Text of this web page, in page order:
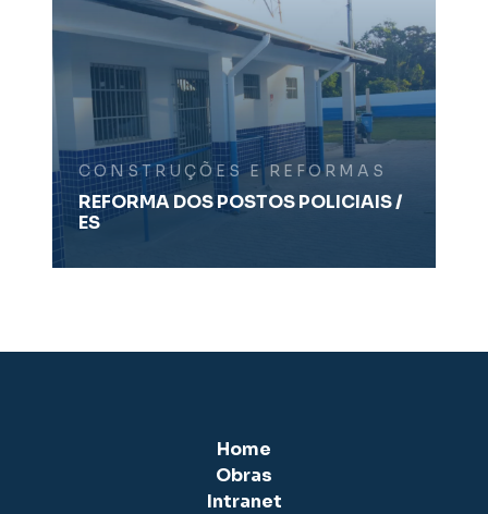
CONSTRUÇÕES E REFORMAS
REFORMA DOS POSTOS POLICIAIS /
ES
Home
Obras
Intranet